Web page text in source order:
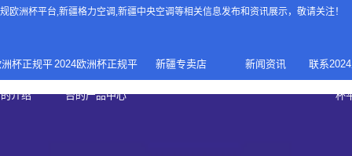
欧洲杯平台,新疆格力空调,新疆中央空调等相关信息发布和资讯展示，敬请关注！
杯正规平
介绍
正规欧洲
2024欧洲杯正规平
台的产品中心
家庭中央空调
新疆专卖店 新闻资讯 联系
杯